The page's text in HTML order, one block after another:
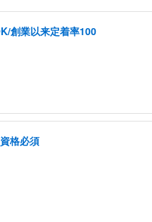
創業以来定着率100
格必須